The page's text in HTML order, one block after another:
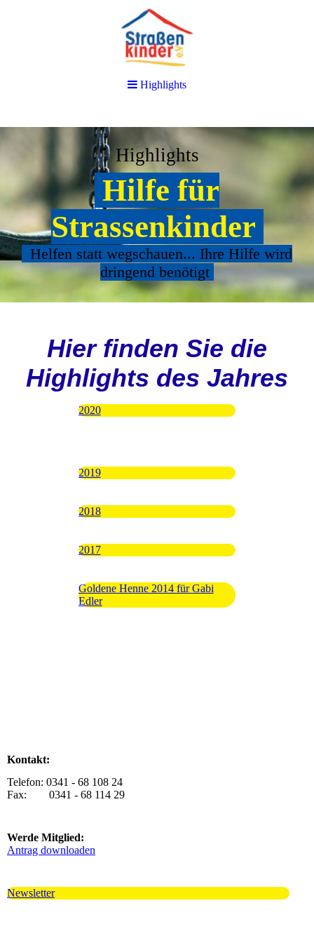
Highlights
Hilfe für
Strassenkinder
Helfen statt wegschauen... Ihre Hilfe wird
dringend benötigt
Hier finden Sie die
Highlights des Jahres
2020
2019
2018
2017
Goldene Henne 2014 für Gabi
Edler
Kontakt:
Telefon: 0341 - 68 108 24
Fax: 0341 - 68 114 29
Werde Mitglied:
Antrag downloaden
Newsletter
Highlights